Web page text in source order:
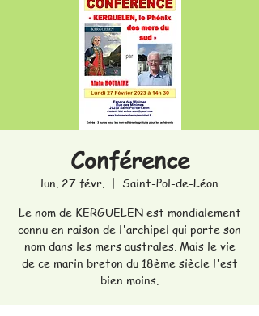
Conférence
lun. 27 févr.
  |
Saint-Pol-de-Léon
Le nom de KERGUELEN est mondialement
connu en raison de l'archipel qui porte son
nom dans les mers australes. Mais le vie
de ce marin breton du 18ème siècle l'est
bien moins.